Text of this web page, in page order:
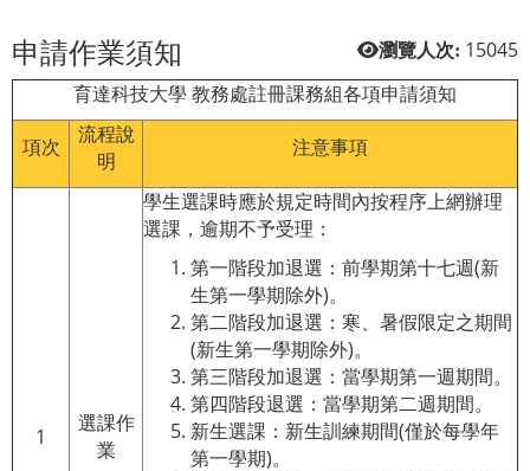
瀏覽人次: 15045
申請作業須知
育達科技大學 教務處註冊課務組各項申請須知
項次
流程說
明
注意事項
1
選課作
業
學生選課時應於規定時間內按程序上網辦理
選課，逾期不予受理：
第一階段加退選：前學期第十七週(新
生第一學期除外)。
第二階段加退選：寒、暑假限定之期間
(新生第一學期除外)。
第三階段加退選：當學期第一週期間。
第四階段退選：當學期第二週期間。
新生選課：新生訓練期間(僅於每學年
第一學期)。